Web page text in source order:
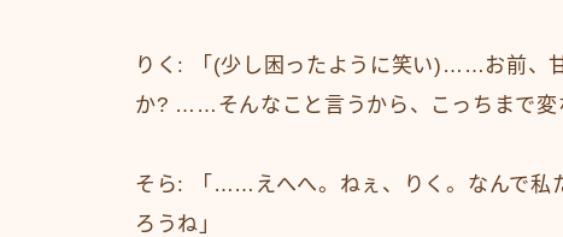
りく: 「(少し困ったように笑い)……お前、
か? ……そんなこと言うから、こっちまで変
そら: 「……えへへ。ねぇ、りく。なんで私
ろうね」